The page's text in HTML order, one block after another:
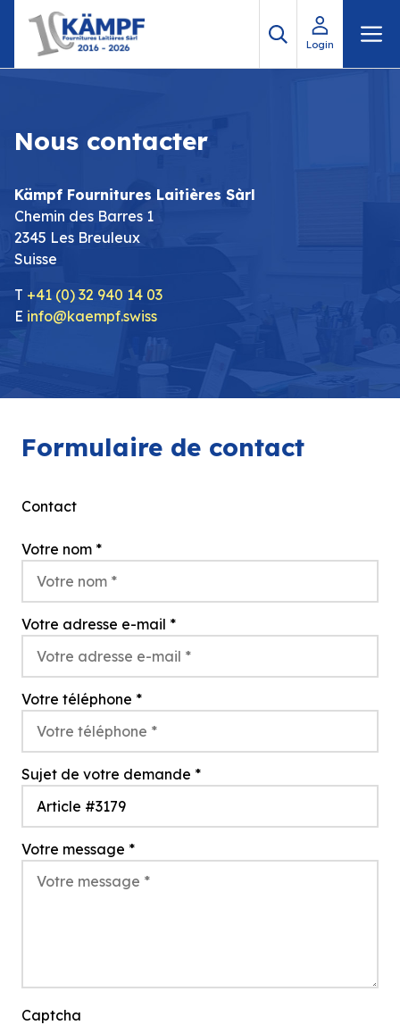
contenu
Login
Nous contacter
Kämpf Fournitures Laitières Sàrl
Chemin des Barres 1
2345 Les Breuleux
Suisse
T +41 (0) 32 940 14 03
E info@kaempf.swiss
Formulaire de contact
Contact
Votre nom *
Votre adresse e-mail *
Votre téléphone *
Sujet de votre demande *
Votre message *
Captcha